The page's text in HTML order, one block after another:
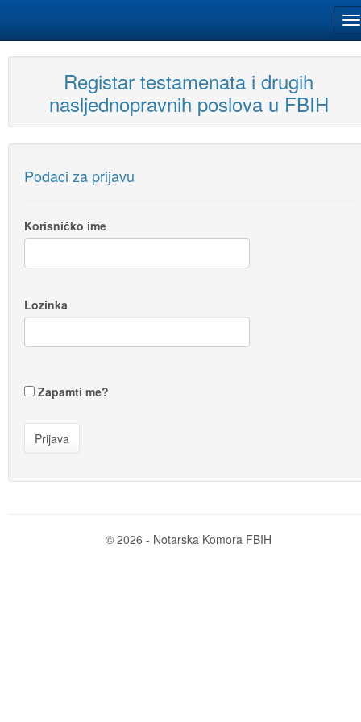
Registar testamenata i drugih
nasljednopravnih poslova u FBIH
Podaci za prijavu
Korisničko ime
Lozinka
Zapamti me?
© 2026 - Notarska Komora FBIH